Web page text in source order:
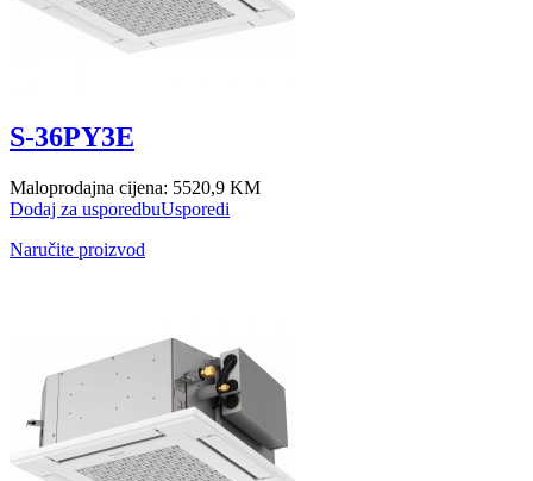
S-36PY3E
Maloprodajna cijena: 5520,9 KM
Dodaj za usporedbuUsporedi
Naručite proizvod